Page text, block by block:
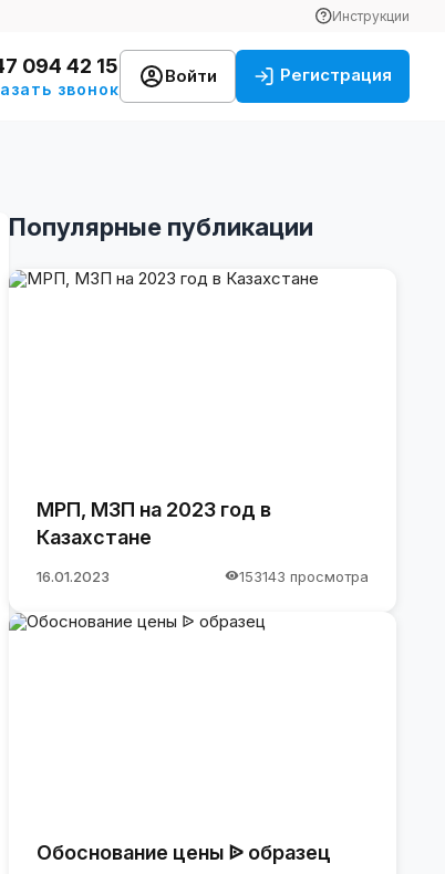
Инструкции
094 42 15
звонок
Войти Регистрация
Популярные публикации
МРП, МЗП на 2023 год в
Казахстане
16.01.2023 153143 просмотра
Обоснование цены ᐉ образец